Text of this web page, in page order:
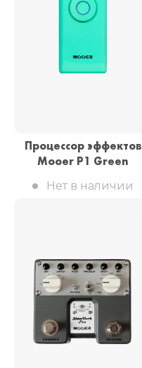
Процессор эффектов
Mooer P1 Green
Нет в наличии